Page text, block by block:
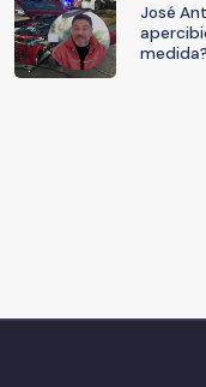
José
medida?